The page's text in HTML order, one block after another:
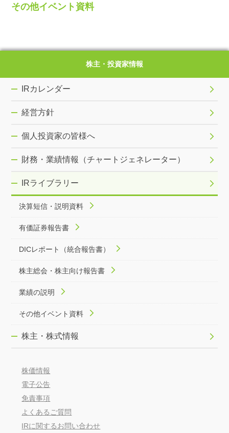
その他イベント資料
株主・投資家情報
IRカレンダー
経営方針
個人投資家の皆様へ
財務・業績情報（チャートジェネレーター）
IRライブラリー
決算短信・説明資料
有価証券報告書
DICレポート（統合報告書）
株主総会・株主向け報告書
業績の説明
その他イベント資料
株主・株式情報
株価情報
電子公告
免責事項
よくあるご質問
IRに関するお問い合わせ